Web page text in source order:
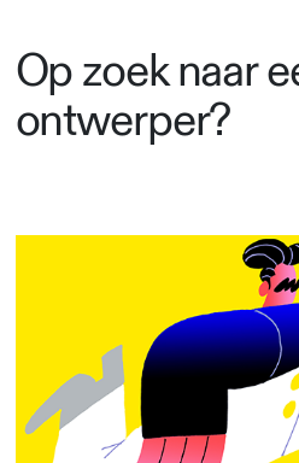
Op zoek naar
ontwerper?